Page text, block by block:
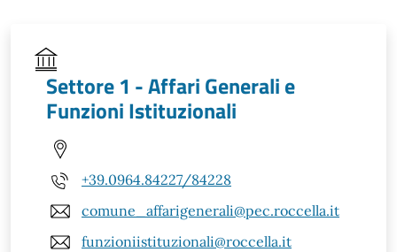
Settore 1 - Affari Generali e
Funzioni Istituzionali
+39.0964.84227/84228
comune_affarigenerali@pec.roccella.it
funzioniistituzionali@roccella.it